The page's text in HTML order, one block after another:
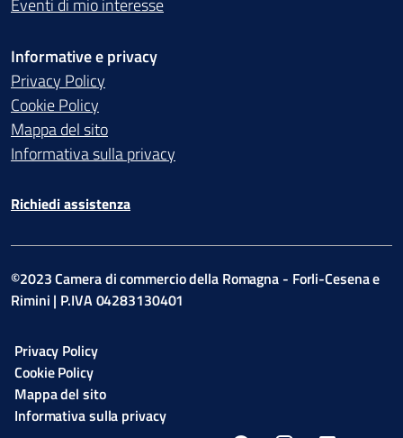
Eventi di mio interesse
Informative e privacy
Privacy Policy
Cookie Policy
Mappa del sito
Informativa sulla privacy
Richiedi assistenza
©2023 Camera di commercio della Romagna - Forli-Cesena e
Rimini | P.IVA 04283130401
Privacy Policy
Cookie Policy
Mappa del sito
Informativa sulla privacy